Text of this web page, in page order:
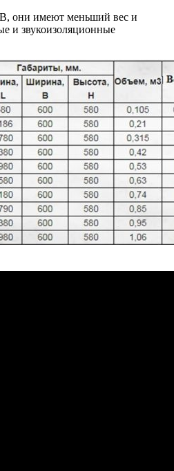
они имеют меньший вес и
и звукоизоляционные